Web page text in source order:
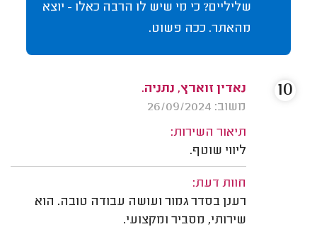
שליליים? כי מי שיש לו הרבה כאלו - יוצא
מהאתר. ככה פשוט.
נאדין זוארץ, נתניה.
משוב: 26/09/2024
תיאור השירות:
ליווי שוטף.
חוות דעת:
רענן בסדר גמור ועושה עבודה טובה. הוא
שירותי, מסביר ומקצועי.
10